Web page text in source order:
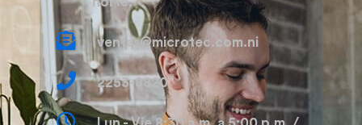
ventas@microtec.com.ni
2253-8820